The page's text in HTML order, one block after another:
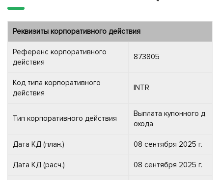
Реквизиты корпоративного действия
Референс корпоративного
действия
873805
Код типа корпоративного
действия
INTR
Тип корпоративного действия
Выплата купонного д
охода
Дата КД (план.) 08 сентября 2025 г.
Дата КД (расч.) 08 сентября 2025 г.